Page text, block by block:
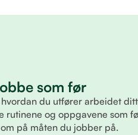
som før
du utfører arbeidet
rutinene og oppgavene som
på måten du jobber på.